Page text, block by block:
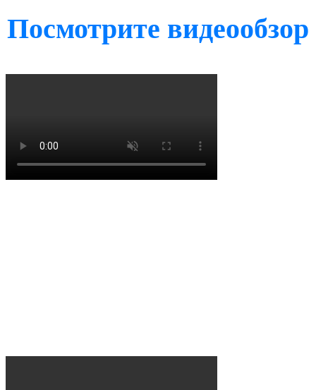
Посмотрите видеообзор